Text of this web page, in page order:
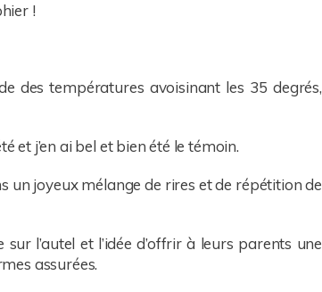
!
des températures avoisinant les 35 degrés,
et j’en ai bel et bien été le témoin.
un joyeux mélange de rires et de répétition de
l’autel et l’idée d’offrir à leurs parents une
assurées.